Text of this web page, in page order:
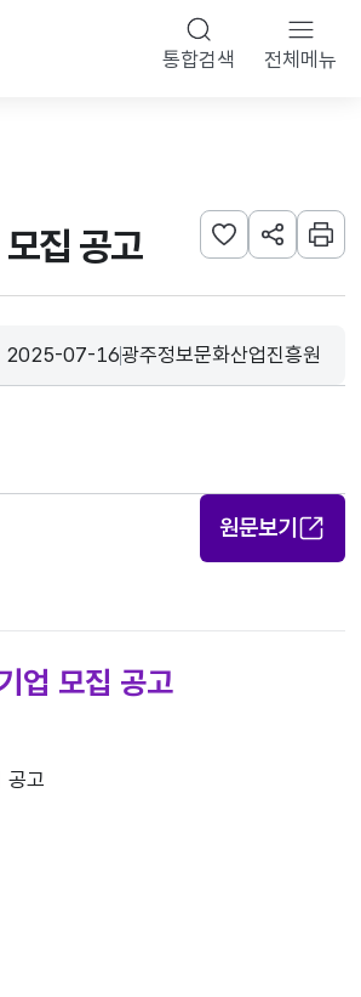
통합검색 전체메뉴
모집 공고 관심사 등록하기
URL 공유하
인쇄
등록일
2025-07-16
수집기관
광주정보문화산업진흥원
원문보기
업 모집 공고